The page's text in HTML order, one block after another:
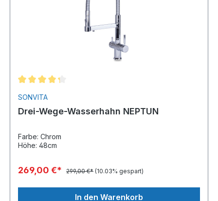
SONVITA
Drei-Wege-Wasserhahn NEPTUN
Farbe: Chrom
Höhe: 48cm
269,00 €* 299,00 €* (10.03% gespart)
In den Warenkorb